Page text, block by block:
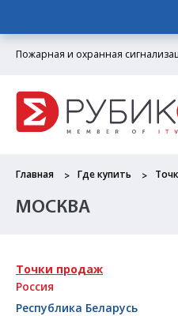
Пожарная и охранная
Главная Где купить
МОСКВА
Точки продаж
Россия
Республика Беларусь